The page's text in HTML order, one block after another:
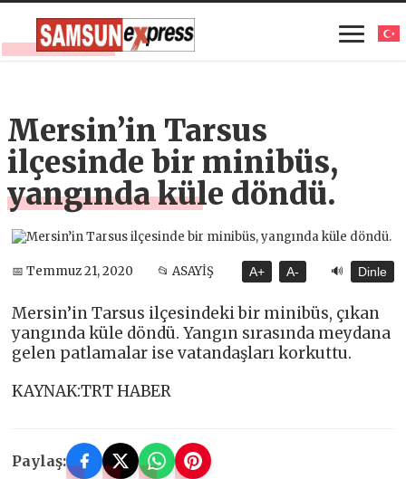
Mersin’in Tarsus
ilçesinde bir minibüs,
yangında küle döndü.
📅 Temmuz 21, 2020 📂 ASAYİŞ A+ A- 🔊 Dinle
Mersin’in Tarsus ilçesindeki bir minibüs, çıkan
yangında küle döndü. Yangın sırasında meydana
gelen patlamalar ise vatandaşları korkuttu.
KAYNAK:TRT HABER
Paylaş: